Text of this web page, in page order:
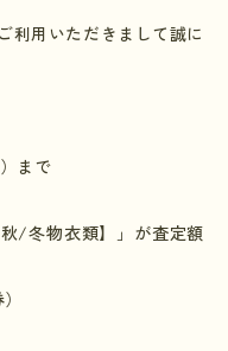
利用いただきまして誠に
）まで
/冬物衣類】」が査定額